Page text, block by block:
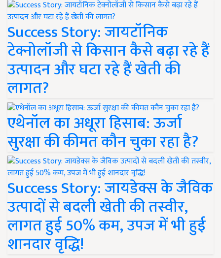
Success Story: जायटॉनिक
टेक्नोलॉजी से किसान कैसे बढ़ा रहे हैं
उत्पादन और घटा रहे हैं खेती की
लागत?
एथेनॉल का अधूरा हिसाब: ऊर्जा
सुरक्षा की कीमत कौन चुका रहा है?
Success Story: जायडेक्स के जैविक
उत्पादों से बदली खेती की तस्वीर,
लागत हुई 50% कम, उपज में भी हुई
शानदार वृद्धि!